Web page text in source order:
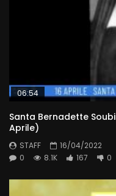
06:54
Santa Bernadette
Aprile)
STAFF
16/04/2022
0
8.1K 167 0